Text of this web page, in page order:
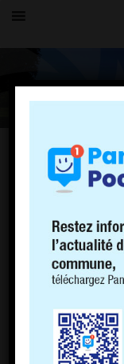
TOUS
LE VILLAGE
Forum
30 mars 2022